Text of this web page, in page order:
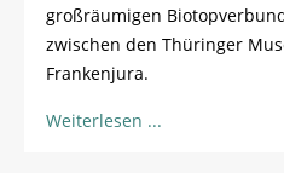
großräumigen
zwischen den Thüringer
Frankenjura.
Weiterlesen